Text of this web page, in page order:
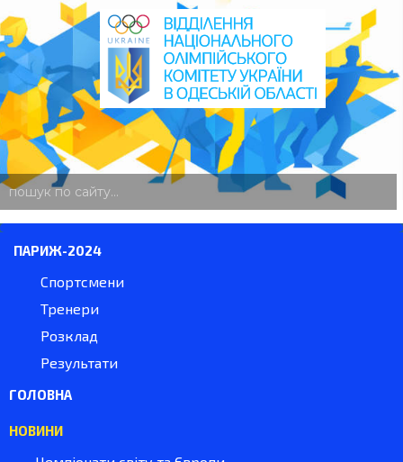
пошук
по
ПАРИЖ-2024
Спортсмени
Тренери
Розклад
Результати
ГОЛОВНА
НОВИНИ